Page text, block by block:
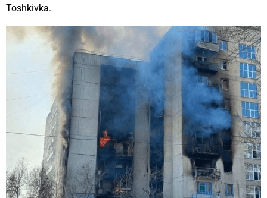
Toshkivka.